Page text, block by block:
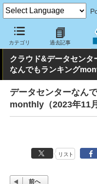
カテゴリ 過去記事
クラウド Watch ハード・イ
クラウド&データセンタ
なんでもランキング
データセンターなん
monthly（2023年11月
リスト
前へ